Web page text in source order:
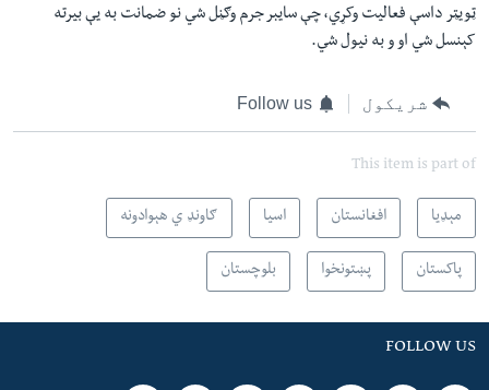
ټویټر داسې فعالیت وکړي، چې سایبر جرم وګڼل شي نو ضمانت به یې بیرته
کېنسل شي او و به نیول شي.
شریکول Follow us
This item is part of
مېډیا افغانستان اسیا ګاونډ ي هېوادونه
پاکستان پښتونخوا بلوچستان
FOLLOW US